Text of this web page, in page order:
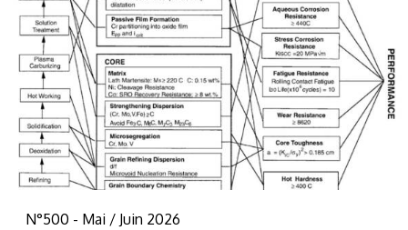
N°500 - Mai / Juin 2026